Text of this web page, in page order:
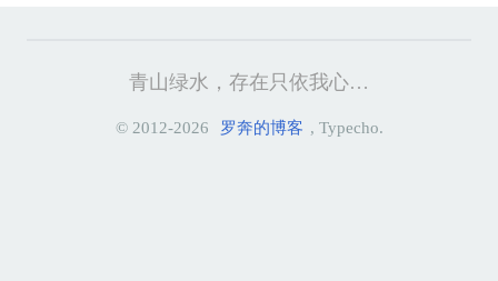
青山绿水，存在只依我心…
© 2012-2026 罗奔的博客 , Typecho.